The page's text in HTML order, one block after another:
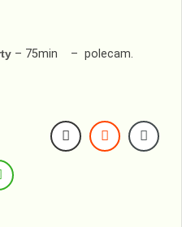
– 75min – polecam.